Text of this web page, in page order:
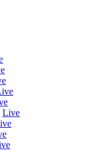
Live